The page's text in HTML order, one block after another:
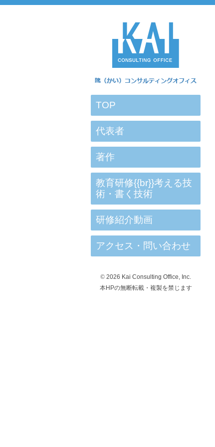
TOP
代表者
著作
教育研修{{br}}考える技
術・書く技術
研修紹介動画
アクセス・問い合わせ
© 2026 Kai Consulting Office, Inc.
本HPの無断転載・複製を禁じます